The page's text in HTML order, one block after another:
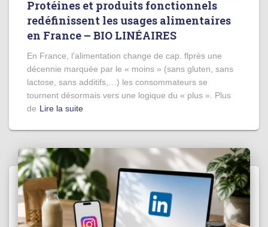
Protéines et produits fonctionnels
redéfinissent les usages alimentaires
en France – BIO LINÉAIRES
En France, l’alimentation change de cap. flprès une
décennie marquée par le « moins » (sans gluten, sans
lactose, sans additifs,…) les consommateurs se
tournent désormais vers une logique du « plus ». Plus
de Lire la suite